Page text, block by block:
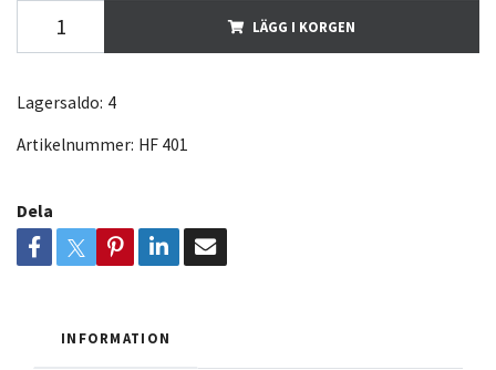
LÄGG I KORGEN
Lagersaldo: 4
Artikelnummer: HF 401
Dela
INFORMATION